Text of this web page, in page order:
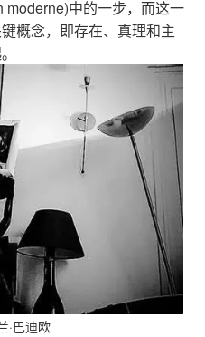
中的一步，而这一
概念，即存在、真理和主
·巴迪欧